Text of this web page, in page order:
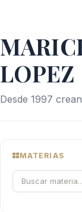
LOPEZ
Desde 1997
MATERIAS